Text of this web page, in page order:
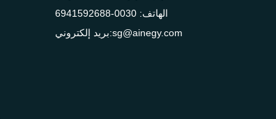
الهاتف: 0030-6941592688
بريد إلكتروني:sg@ainegy.com